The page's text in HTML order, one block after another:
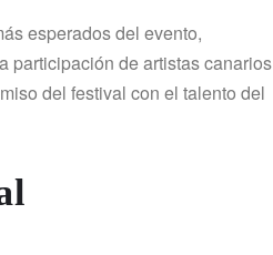
esperados del evento,
participación de artistas canarios
del festival con el talento del